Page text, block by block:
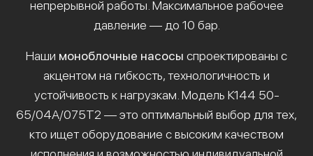
непрерывной работы. Максимальное рабочее
давление — до 10 бар.
Наши моноблочные насосы спроектированы с
акцентом на гибкость, технологичность и
устойчивость к нагрузкам. Модель К144 50-
65/04А/075Т2 — это оптимальный выбор для тех,
кто ищет оборудование с высоким качеством